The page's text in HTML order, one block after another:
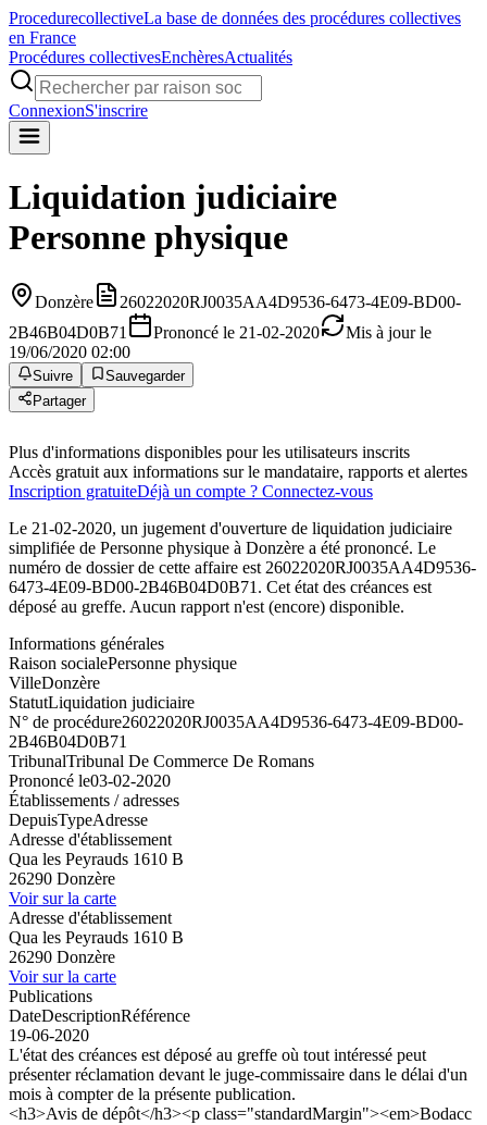
ProcedurecollectiveLa base de données des procédures collectives
en France
Procédures collectivesEnchèresActualités
ConnexionS'inscrire
Liquidation judiciaire
Personne physique
Donzère
26022020RJ0035AA4D9536-6473-4E09-BD00-
2B46B04D0B71
Prononcé le 21-02-2020
Mis à jour le
19/06/2020 02:00
Suivre
Sauvegarder
Partager
Plus d'informations disponibles pour les utilisateurs inscrits
Accès gratuit aux informations sur le mandataire, rapports et alertes
Inscription gratuiteDéjà un compte ? Connectez-vous
Le 21-02-2020, un jugement d'ouverture de liquidation judiciaire
simplifiée de Personne physique à Donzère a été prononcé. Le
numéro de dossier de cette affaire est 26022020RJ0035AA4D9536-
6473-4E09-BD00-2B46B04D0B71. Cet état des créances est
déposé au greffe. Aucun rapport n'est (encore) disponible.
Informations générales
Raison socialePersonne physique
VilleDonzère
StatutLiquidation judiciaire
N° de procédure26022020RJ0035AA4D9536-6473-4E09-BD00-
2B46B04D0B71
TribunalTribunal De Commerce De Romans
Prononcé le03-02-2020
Établissements / adresses
DepuisTypeAdresse
Adresse d'établissement
Qua les Peyrauds 1610 B
26290 Donzère
Voir sur la carte
Adresse d'établissement
Qua les Peyrauds 1610 B
26290 Donzère
Voir sur la carte
Publications
DateDescriptionRéférence
19-06-2020
L'état des créances est déposé au greffe où tout intéressé peut
présenter réclamation devant le juge-commissaire dans le délai d'un
mois à compter de la présente publication.
<h3>Avis de dépôt</h3><p class="standardMargin"><em>Bodacc